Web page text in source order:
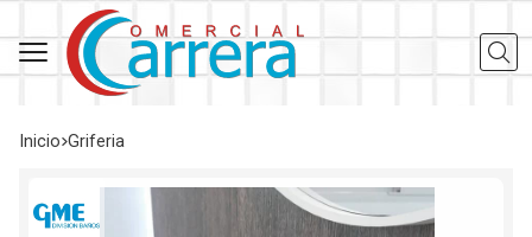
Inicio griferia